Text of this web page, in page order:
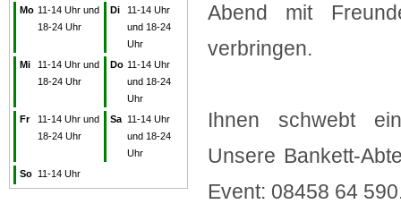
Mo 11-14 Uhr und
18-24 Uhr
Di
11-14 Uhr
und 18-24
Uhr
Mi
11-14 Uhr und
18-24 Uhr
Do 11-14 Uhr
und 18-24
Uhr
Fr
11-14 Uhr und
18-24 Uhr
Sa 11-14 Uhr
und 18-24
Uhr
So 11-14 Uhr
Abend mit
verbringen.
Ihnen schwebt
Unsere Bankett-
Event: 08458 64